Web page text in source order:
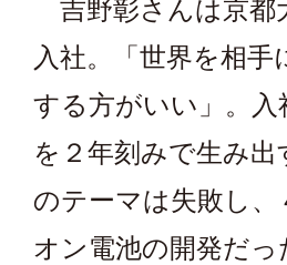
吉野彰さんは京都
入社。「世界を相
する方がいい」。
を２年刻みで生み
のテーマは失敗し
オン電池の開発だ